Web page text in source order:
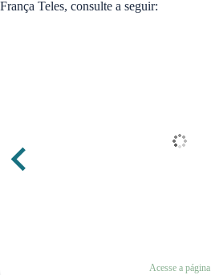
França Teles, consulte a seguir:
Acesse a página